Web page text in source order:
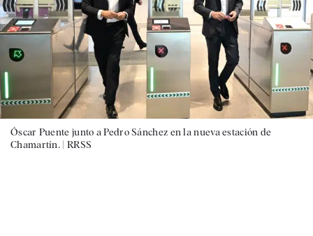
Óscar Puente junto a Pedro Sánchez en la nueva estación de
Chamartín. | RRSS